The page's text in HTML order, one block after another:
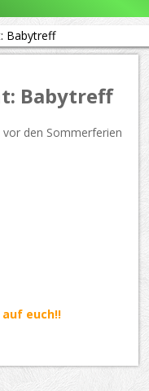
Babytreff
Babytreff
den Sommerferien
euch!!